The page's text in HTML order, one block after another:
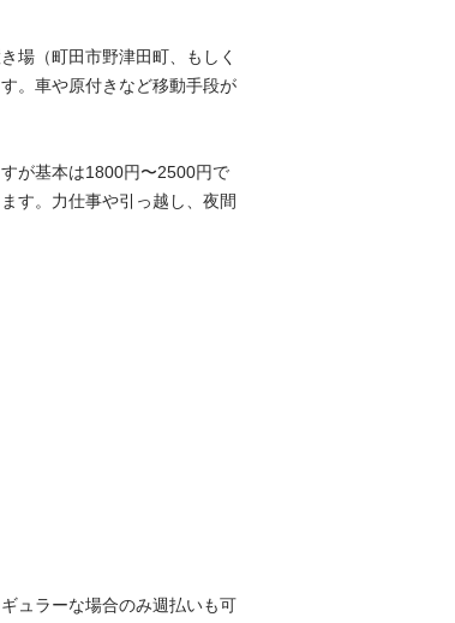
場（町田市野津田町、もしく
。車や原付きなど移動手段が
が基本は1800円〜2500円で
す。力仕事や引っ越し、夜間
ュラーな場合のみ週払いも可